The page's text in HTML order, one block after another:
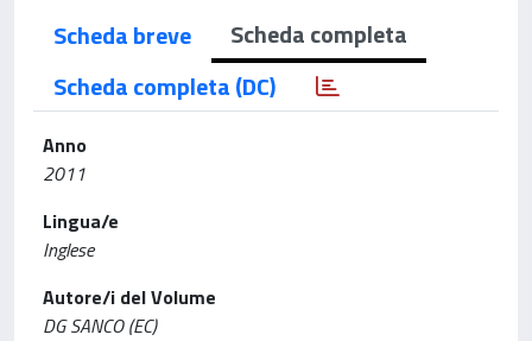
Scheda breve
Scheda completa
Scheda completa (DC)
Anno
2011
Lingua/e
Inglese
Autore/i del Volume
DG SANCO (EC)